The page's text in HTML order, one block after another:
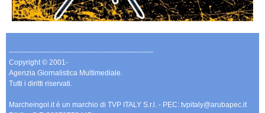
-------------------------------------------------------------
Copyright © 2001-
Agenzia Giornalistica Multimediale.
Tutti i diritti riservati.
Marcheingol.it è un marchio di TVP ITALY S.r.l. - PEC: tvpitaly@arubapec.it